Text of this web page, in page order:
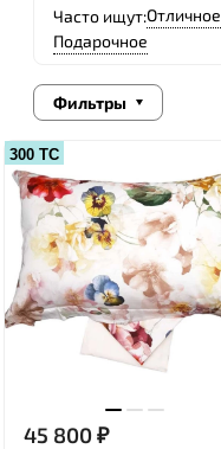
Часто ищут:Отличное
Подарочное
Фильтры
300 ТС
45 800₽